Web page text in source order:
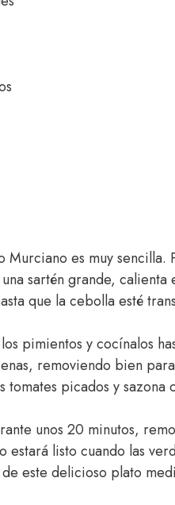
Murciano es muy
sartén grande,
que la cebolla esté
pimientos y cocínalos
removiendo bien
picados y sazona
unos 20 minutos,
estará listo cuando las
este delicioso plato